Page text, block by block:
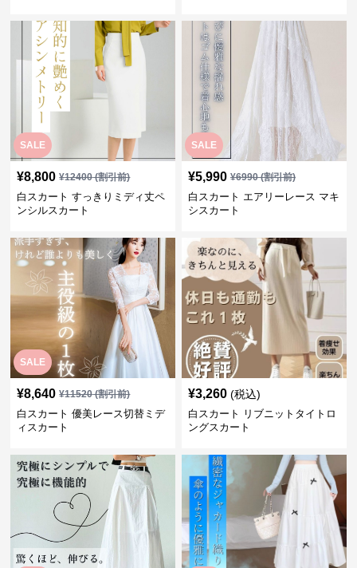
SALE
¥8,800 ¥12400(割引前)
白スカート すっきりミディ丈ペ
ンシルスカート
SALE
¥5,990 ¥6990(割引前)
白スカート エアリーレース マキ
シスカート
SALE
¥8,640 ¥11520(割引前)
白スカート 優美レース切替ミデ
ィスカート
¥3,260 (税込)
白スカート リブニットタイトロ
ングスカート